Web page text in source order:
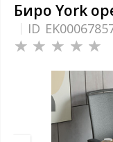
Биро York
ID